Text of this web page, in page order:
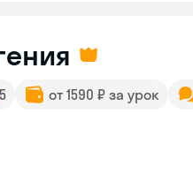
5 от 1590 ₽ за урок